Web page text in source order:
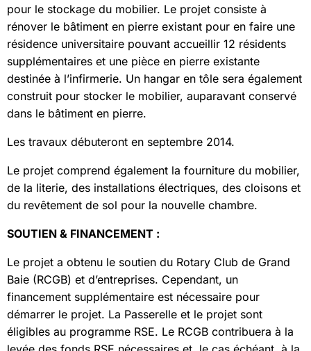
pour le stockage du mobilier. Le projet consiste à
rénover le bâtiment en pierre existant pour en faire une
résidence universitaire pouvant accueillir 12 résidents
supplémentaires et une pièce en pierre existante
destinée à l’infirmerie. Un hangar en tôle sera également
construit pour stocker le mobilier, auparavant conservé
dans le bâtiment en pierre.
Les travaux débuteront en septembre 2014.
Le projet comprend également la fourniture du mobilier,
de la literie, des installations électriques, des cloisons et
du revêtement de sol pour la nouvelle chambre.
SOUTIEN & FINANCEMENT :
Le projet a obtenu le soutien du Rotary Club de Grand
Baie (RCGB) et d’entreprises. Cependant, un
financement supplémentaire est nécessaire pour
démarrer le projet. La Passerelle et le projet sont
éligibles au programme RSE. Le RCGB contribuera à la